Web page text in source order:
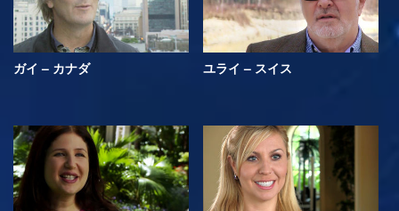
ガイ – カナダ ユライ – スイス